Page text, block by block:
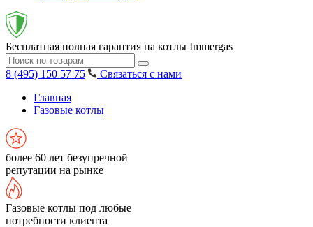
Бесплатная полная гарантия на котлы Immergas
8 (495) 150 57 75
Связаться с нами
Главная
Газовые котлы
более 60 лет безупречной
репутации на рынке
Газовые котлы под любые
потребности клиента